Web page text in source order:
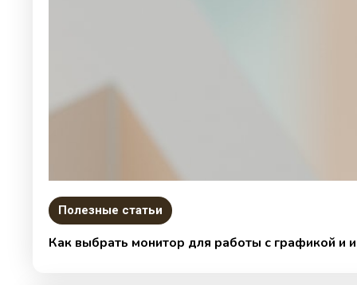
Полезные статьи
Как выбрать монитор для работы с графикой и